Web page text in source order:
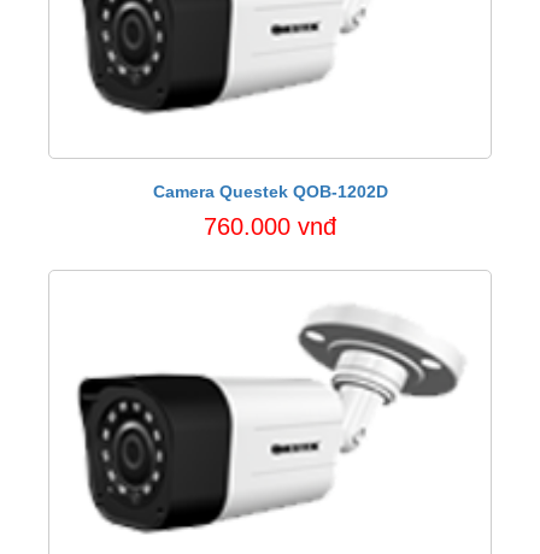
Camera Questek QOB-1202D
760.000 vnđ